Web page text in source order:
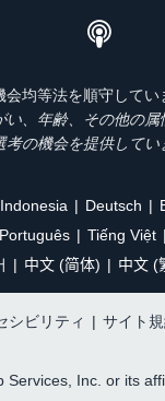
均等法を順守してい
い、年齢、その他の属
の機会を提供してい
Deutsch
Português Tiếng Việt
中文 (简体) 中文 (
シビリティ | サイト
Services, Inc. or its